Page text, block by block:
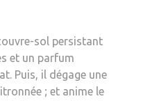
sol persistant
et un parfum
Puis, il dégage une
; et anime le